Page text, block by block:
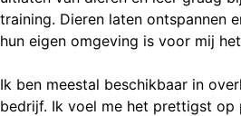
training. Dieren laten ontspannen
hun eigen omgeving is voor mij
Ik ben meestal beschikbaar in
bedrijf. Ik voel me het prettigst op